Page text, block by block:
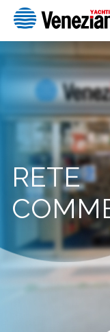
RETE